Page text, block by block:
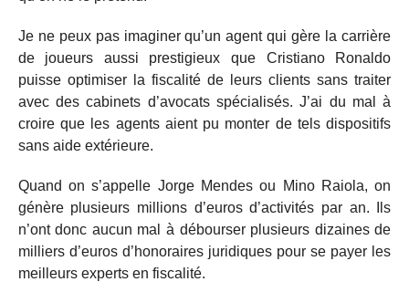
Je ne peux pas imaginer qu’un agent qui gère la carrière
de joueurs aussi prestigieux que Cristiano Ronaldo
puisse optimiser la fiscalité de leurs clients sans traiter
avec des cabinets d’avocats spécialisés. J’ai du mal à
croire que les agents aient pu monter de tels dispositifs
sans aide extérieure.
Quand on s’appelle Jorge Mendes ou Mino Raiola, on
génère plusieurs millions d’euros d’activités par an. Ils
n’ont donc aucun mal à débourser plusieurs dizaines de
milliers d’euros d’honoraires juridiques pour se payer les
meilleurs experts en fiscalité.